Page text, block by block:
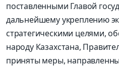
поставленными Главой
дальнейшему укреплению
стратегическими целями,
народу Казахстана,
приняты меры,